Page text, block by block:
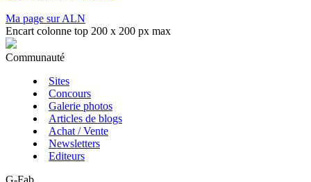
Ma page sur ALN
Encart colonne top 200 x 200 px max
Communauté
Sites
Concours
Galerie photos
Articles de blogs
Achat / Vente
Newsletters
Editeurs